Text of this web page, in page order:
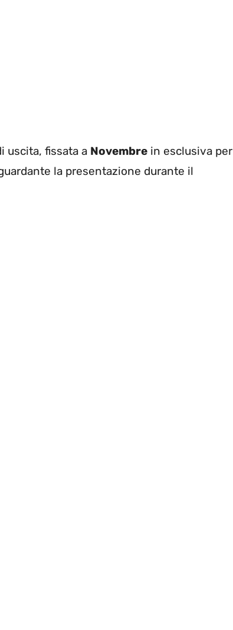
uscita, fissata a Novembre in esclusiva per
la presentazione durante il